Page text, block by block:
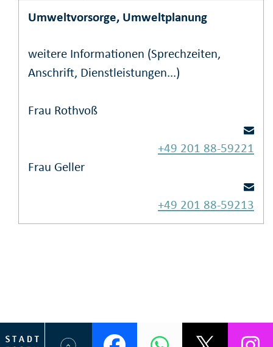
Umweltvorsorge, Umweltplanung
weitere Informationen (Sprechzeiten,
Anschrift, Dienstleistungen...)
Frau Rothvoß
+49 201 88-59221
Frau Geller
+49 201 88-59213